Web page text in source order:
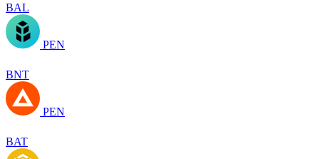
BAL
PEN
BNT
PEN
BAT